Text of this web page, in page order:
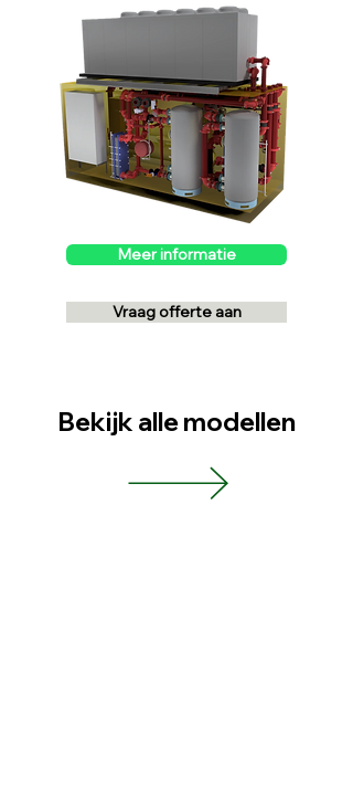
Meer informatie
Vraag offerte aan
Bekijk alle modellen